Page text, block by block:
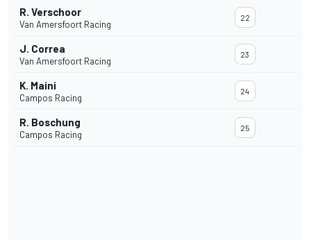
R. Verschoor
Van Amersfoort Racing
22
J. Correa
Van Amersfoort Racing
23
K. Maini
Campos Racing
24
R. Boschung
Campos Racing
25